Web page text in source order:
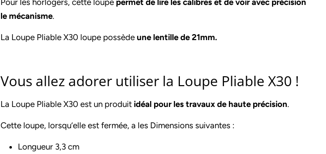
Pour les horlogers, cette loupe permet de lire les calibres et de voir avec précision
le mécanisme.
La Loupe Pliable X30 loupe possède une lentille de 21mm.
Vous allez adorer utiliser la Loupe Pliable X30 !
La Loupe Pliable X30 est un produit idéal pour les travaux de haute précision.
Cette loupe, lorsqu’elle est fermée, a les Dimensions suivantes :
Longueur 3,3 cm